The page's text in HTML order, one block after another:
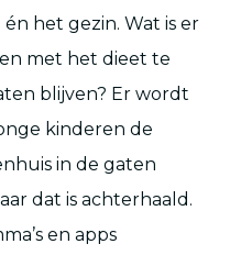
het gezin. Wat is er
met het dieet te
blijven? Er wordt
kinderen de
in de gaten
dat is achterhaald.
en apps